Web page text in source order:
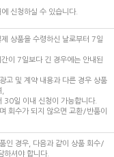
신청하실 수 있습니다.
상품을 수령하신 날로부터 7일
이 7일보다 긴 경우에는 안내된
고 및 계약 내용과 다른 경우 상품
,
30일 이내 신청이 가능합니다.
회수가 되지 않으면 교환/반품이
인 경우, 다음과 같이 상품 회수/
하셔야 합니다.